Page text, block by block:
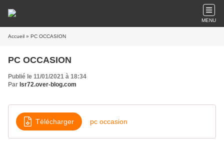
MENU
Accueil » PC OCCASION
PC OCCASION
Publié le 11/01/2021 à 18:34
Par lsr72.over-blog.com
Télécharger pc occasion